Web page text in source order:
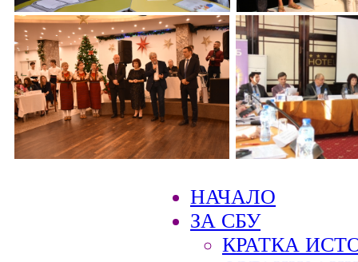
НАЧАЛО
ЗА СБУ
КРАТКА